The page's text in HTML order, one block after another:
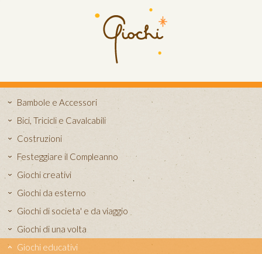
Bambole e Accessori
Bici, Tricicli e Cavalcabili
Costruzioni
Festeggiare il Compleanno
Giochi creativi
Giochi da esterno
Giochi di societa' e da viaggio
Giochi di una volta
Giochi educativi